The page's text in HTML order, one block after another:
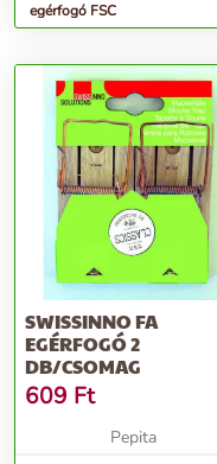
egérfogó FSC
SWISSINNO FA
EGÉRFOGÓ 2
DB/CSOMAG
609 Ft
Pepita